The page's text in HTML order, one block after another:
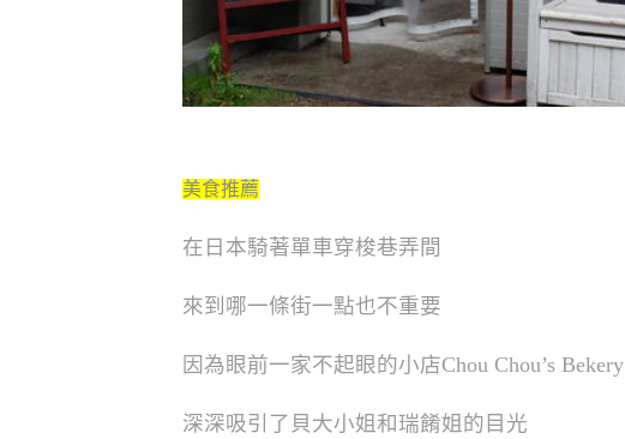
美食推薦
在日本騎著單車穿梭巷弄間
來到哪一條街一點也不重要
因為眼前一家不起眼的小店Chou Chou’s Bekery
深深吸引了貝大小姐和瑞餚姐的目光